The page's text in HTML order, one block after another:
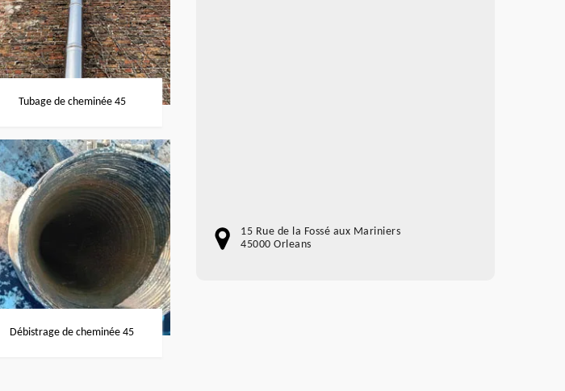
Tubage de cheminée 45
Débistrage de cheminée 45
15 Rue de la Fossé aux Mariniers
45000 Orleans